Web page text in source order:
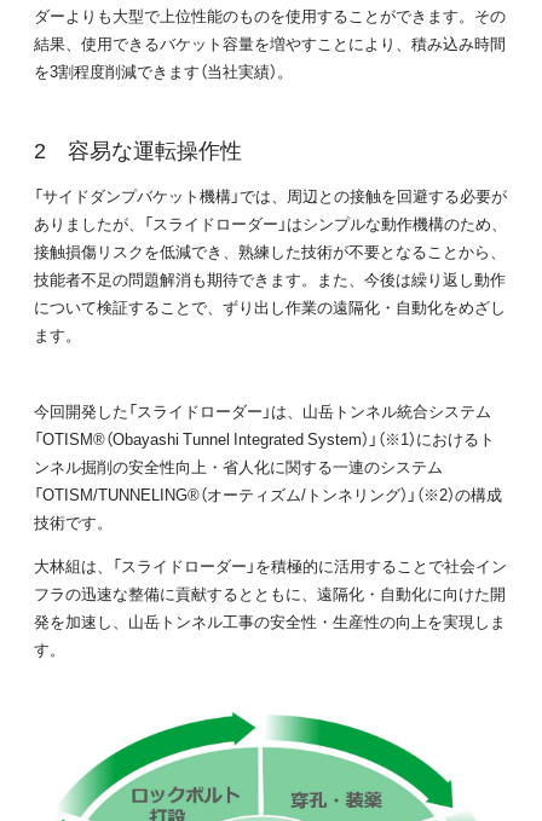
ダーよりも大型で上位性能のものを使用することができます。その
結果、使用できるバケット容量を増やすことにより、積み込み時間
を3割程度削減できます（当社実績）。
容易な運転操作性
「サイドダンプバケット機構」では、周辺との接触を回避する必要が
ありましたが、「スライドローダー」はシンプルな動作機構のため、
接触損傷リスクを低減でき、熟練した技術が不要となることから、
技能者不足の問題解消も期待できます。また、今後は繰り返し動作
について検証することで、ずり出し作業の遠隔化・自動化をめざし
ます。
今回開発した「スライドローダー」は、山岳トンネル統合システム
「OTISM®（Obayashi Tunnel Integrated System）」（※1）におけるト
ンネル掘削の安全性向上・省人化に関する一連のシステム
「OTISM/TUNNELING®（オーティズム/トンネリング）」（※2）の構成
技術です。
大林組は、「スライドローダー」を積極的に活用することで社会イン
フラの迅速な整備に貢献するとともに、遠隔化・自動化に向けた開
発を加速し、山岳トンネル工事の安全性・生産性の向上を実現しま
す。